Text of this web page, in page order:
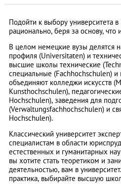
Подойти к выбору университета
рационально, беря за основу, что
В целом немецкие вузы делятся
профиля (Universitaten) и
высшие школы технические
специальные (Fachhochschulen)
объединяют колледжи искусств
Kunsthochschulen),
Hochschulen), заведения для
(Verwaltungsfachhochschulen) и
Hochschulen).
Классический университет
специалистам в области
естественных и гуманитарных
вы хотите стать теоретиком и
деятельностью, вам в
практика, выбирайте высшую